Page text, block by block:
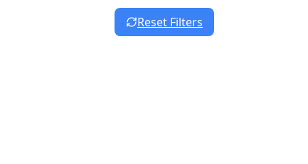
Reset Filters